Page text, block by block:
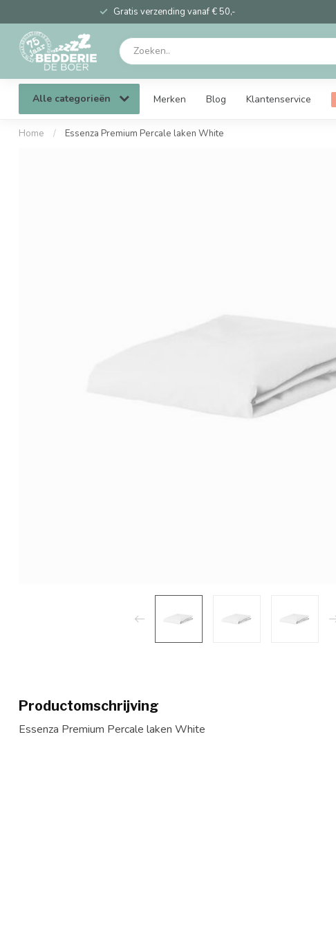
Gratis verzending vanaf € 50,-
Alle categorieën Merken Blog Klantenservice
Home / Essenza Premium Percale laken White
Productomschrijving
Essenza Premium Percale laken White